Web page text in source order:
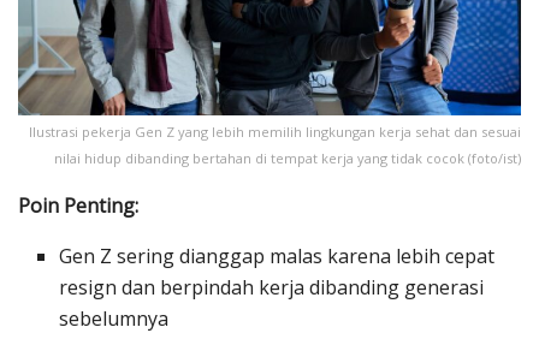
Ilustrasi pekerja Gen Z yang lebih memilih lingkungan kerja sehat dan sesuai
nilai hidup dibanding bertahan di tempat kerja yang tidak cocok (foto/ist)
Poin Penting:
Gen Z sering dianggap malas karena lebih cepat
resign dan berpindah kerja dibanding generasi
sebelumnya